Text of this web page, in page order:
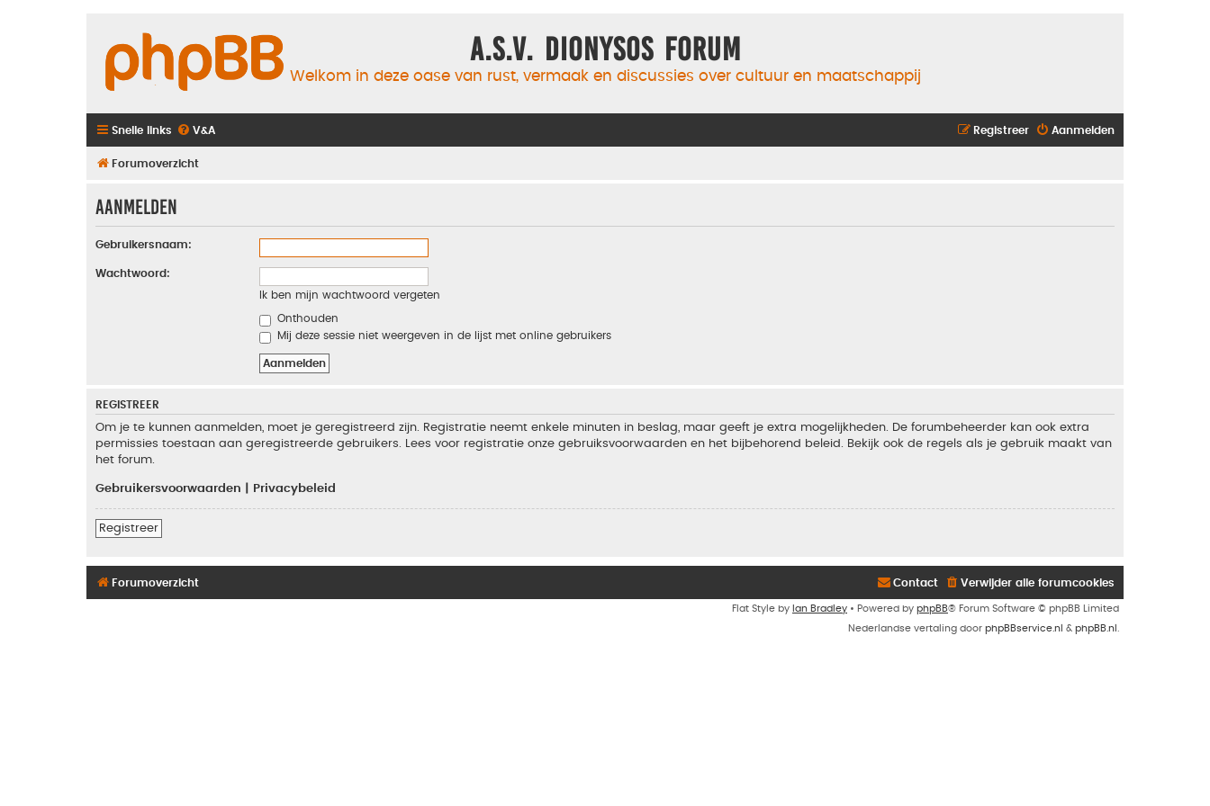
A.S.V. Dionysos Forum
Welkom in deze oase van rust, vermaak en discussies over cultuur en maatschappij
Snelle links V&A Aanmelden
Registreer
Forumoverzicht
Aanmelden
Gebruikersnaam:
Wachtwoord:
Ik ben mijn wachtwoord vergeten
Onthouden
Mij deze sessie niet weergeven in de lijst met online gebruikers
REGISTREER
Om je te kunnen aanmelden, moet je geregistreerd zijn. Registratie neemt enkele minuten in beslag, maar geeft je extra mogelijkheden. De forumbeheerder kan ook extra
permissies toestaan aan geregistreerde gebruikers. Lees voor registratie onze gebruiksvoorwaarden en het bijbehorend beleid. Bekijk ook de regels als je gebruik maakt van
het forum.
Gebruikersvoorwaarden Privacybeleid
Registreer
Forumoverzicht Verwijder alle forumcookies
Contact
Flat Style by Ian Bradley • Powered by phpBB® Forum Software © phpBB Limited
Nederlandse vertaling door phpBBservice.nl & phpBB.nl